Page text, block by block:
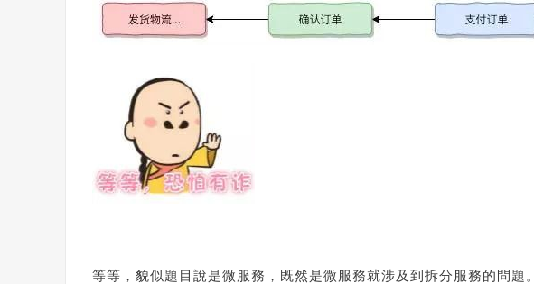
等等，貌似題目說是微服務，既然是微服務就涉及到拆分服務的問題。